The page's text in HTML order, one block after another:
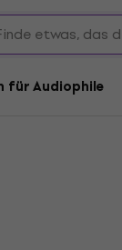
für Audiophile